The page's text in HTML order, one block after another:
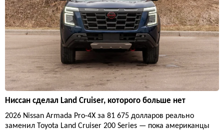
Ниссан сделал Land Cruiser, которого больше нет
2026 Nissan Armada Pro-4X за 81 675 долларов реально
заменил Toyota Land Cruiser 200 Series — пока американцы